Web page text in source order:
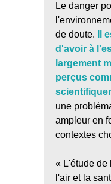
Le danger
de doute.
Il
d'avoir à
largement
perçus
une
ampleur en
contextes
« L'étude de
l'air et la